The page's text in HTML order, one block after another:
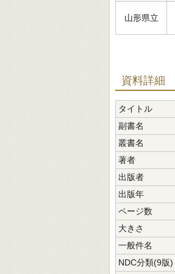
山形県立
資料詳細
タイトル
副書名
叢書名
著者
出版者
出版年
ページ数
大きさ
一般件名
NDC分類(9版)